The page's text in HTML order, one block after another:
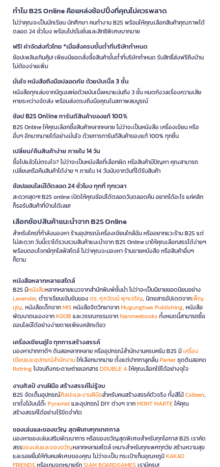
ทำไม B2S Online คือแหล่งช้อปปิ้งที่คุณไม่ควรพลาด
ไม่ว่าคุณจะเป็นนักเรียน นักศึกษา คนทำงาน B2S พร้อมให้คุณเลือกสินค้าคุณภาพได้
ตลอด 24 ชั่วโมง พร้อมโปรโมชั่นและสิทธิพิเศษมากมาย
ฟรี! ค่าจัดส่งทั่วไทย *เมื่อสั่งครบขั้นต่ำที่บริษัทกำหนด
ช้อปเพลินเกินคุ้ม! เพียงมียอดสั่งซื้อสินค้าขั้นต่ำที่บริษัทกำหนด รับสิทธิ์ส่งฟรีถึงบ้าน
ไม่ต้องจ่ายเพิ่ม
มั่นใจ หนังสือถึงมือปลอดภัย ด้วยบับเบิ้ล 3 ชั้น
หนังสือทุกเล่มจากบีทูเอสห่อด้วยบับเบิ้ลหนาแน่นถึง 3 ชั้น หมดกังวลเรื่องความเสีย
หายระหว่างจัดส่ง พร้อมส่งตรงถึงมือคุณในสภาพสมบูรณ์
ช้อป B2S Online การันตีสินค้าของแท้ 100%
B2S Online ให้คุณเลือกซื้อสินค้าหลากหลาย ไม่ว่าจะเป็นหนังสือ เครื่องเขียน หรือ
อื่นๆ อีกมากมายได้อย่างมั่นใจ ด้วยการการันตีสินค้าของแท้ 100% ทุกชิ้น
เปลี่ยน/คืนสินค้าง่าย ภายใน 14 วัน
ซื้อไปแล้วไม่ตรงใจ? ไม่ว่าจะเป็นหนังสือที่เลือกผิด หรือสินค้ามีปัญหา คุณสามารถ
เปลี่ยนหรือคืนสินค้าได้ง่าย ๆ ภายใน 14 วันนับจากวันที่ได้รับสินค้า
ช้อปออนไลน์ได้ตลอด 24 ชั่วโมง ทุกที่ ทุกเวลา
สะดวกสุดๆ! B2S online เปิดให้คุณช้อปได้ตลอดวันตลอดคืน อยากได้อะไร แค่คลิก
ก็รอรับสินค้าที่บ้านได้เลย!
เลือกช้อปสินค้าแนะนำจาก B2S Online
สำหรับใครที่กำลังมองหา ร้านอุปกรณ์เครื่องเขียนใกล้ฉัน หรืออยากแวะร้าน B2S แต่
ไม่สะดวก วันนี้เราได้รวบรวมสินค้าแนะนำจาก B2S Online มาให้คุณเลือกสรรได้ง่ายๆ
พร้อมตอบโจทย์ทุกไลฟ์สไตล์ ไม่ว่าคุณจะมองหา ร้านขายหนังสือ หรือสินค้าอื่นๆ
ก็ตาม
หนังสือหลากหลายสไตล์
B2S มีหนังสือหลากหลายแนวจากสำนักพิมพ์ชั้นนำ ไม่ว่าจะเป็นนิยายยอดนิยมอย่าง
Lavender, ตำราเรียนเข้มข้นของดร. ศุภวัฒน์ พุกเจริญ, นิตยสารอัปเดตจากเพ็ญ
บุญ, หนังสือเด็กจากMIS หนังสือจิตวิทยาจากMugunghwa Publishing, หนังสือ
พัฒนาตนเองจากKOOB และวรรณกรรมจากNanmeebooks ทั้งหมดนี้สามารถซื้อ
ออนไลน์ได้อย่างง่ายดายเพียงคลิกเดียว
เครื่องเขียนคู่ใจ ทุกการสร้างสรรค์
มองหาปากกาดีๆ ดินสอหลากหลาย หรืออุปกรณ์สำนักงานครบครัน B2S มีเครื่อง
เขียนและอุปกรณ์สำนักงานให้เลือกมากมาย ตั้งแต่ปากกาลูกลื่นParkerชุดดินสอกด
Rotringไปจนถึงกระดาษถ่ายเอกสารDOUBLE Aให้คุณเลือกใช้ได้อย่างจุใจ
งานศิลป์ งานฝีมือ สร้างสรรค์ไม่รู้จบ
B2S จัดเต็มอุปกรณ์ศิลปะและงานฝีมือสำหรับคนสร้างสรรค์ตัวจริง ทั้งสีไม้Colleen,
ขาตั้งไม้บนโต๊ะPyramidและอุปกรณ์ DIY ต่างๆ จากMONT MARTEให้คุณ
สร้างสรรค์ได้อย่างไร้ขีดจำกัด
ของเล่นและของขวัญ สุดพิเศษทุกเทศกาล
มองหาของเล่นเสริมพัฒนาการ หรือของขวัญสุดพิเศษสำหรับทุกโอกาส B2S เราคัด
สรรของเล่นและของขวัญหลากหลายสไตล์ เหมาะสำหรับทุกเพศทุกวัย สร้างความสุข
และรอยยิ้มให้กับคนพิเศษของคุณ ไม่ว่าจะเป็น กระเป๋าเก็บอุณหภูมิKAKAO
FRIENDS หรือเกมจดหมายรักSIAM BOARDGAMES เรามีครบ!